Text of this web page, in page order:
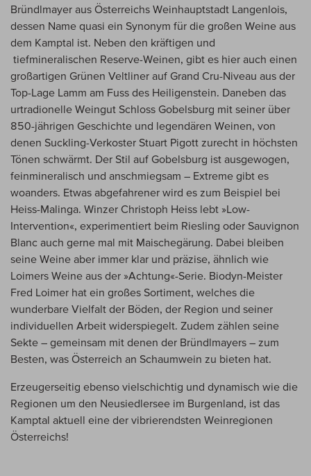
Bründlmayer aus Österreichs Weinhauptstadt Langenlois,
dessen Name quasi ein Synonym für die großen Weine aus
dem Kamptal ist. Neben den kräftigen und
tiefmineralischen Reserve-Weinen, gibt es hier auch einen
großartigen Grünen Veltliner auf Grand Cru-Niveau aus der
Top-Lage Lamm am Fuss des Heiligenstein. Daneben das
urtradionelle Weingut Schloss Gobelsburg mit seiner über
850-jährigen Geschichte und legendären Weinen, von
denen Suckling-Verkoster Stuart Pigott zurecht in höchsten
Tönen schwärmt. Der Stil auf Gobelsburg ist ausgewogen,
feinmineralisch und anschmiegsam – Extreme gibt es
woanders. Etwas abgefahrener wird es zum Beispiel bei
Heiss-Malinga. Winzer Christoph Heiss lebt »Low-
Intervention«, experimentiert beim Riesling oder Sauvignon
Blanc auch gerne mal mit Maischegärung. Dabei bleiben
seine Weine aber immer klar und präzise, ähnlich wie
Loimers Weine aus der »Achtung«-Serie. Biodyn-Meister
Fred Loimer hat ein großes Sortiment, welches die
wunderbare Vielfalt der Böden, der Region und seiner
individuellen Arbeit widerspiegelt. Zudem zählen seine
Sekte – gemeinsam mit denen der Bründlmayers – zum
Besten, was Österreich an Schaumwein zu bieten hat.
Erzeugerseitig ebenso vielschichtig und dynamisch wie die
Regionen um den Neusiedlersee im Burgenland, ist das
Kamptal aktuell eine der vibrierendsten Weinregionen
Österreichs!